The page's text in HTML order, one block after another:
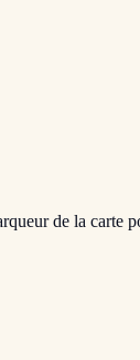
de la carte